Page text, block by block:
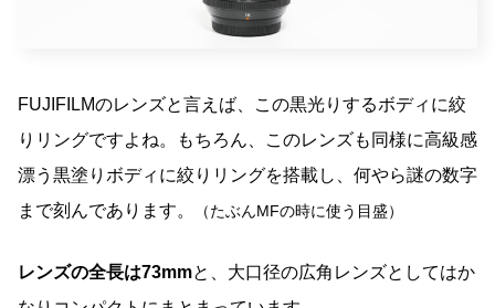
FUJIFILMのレンズと言えば、この黒光りするボディに絞
りリングですよね。もちろん、このレンズも同様に高級感
漂う黒塗りボディに絞りリングを搭載し、何やら謎の数字
まで刻んであります。
（たぶんMFの時に使う目盛）
レンズの全長は73mmと、大口径の広角レンズとしてはか